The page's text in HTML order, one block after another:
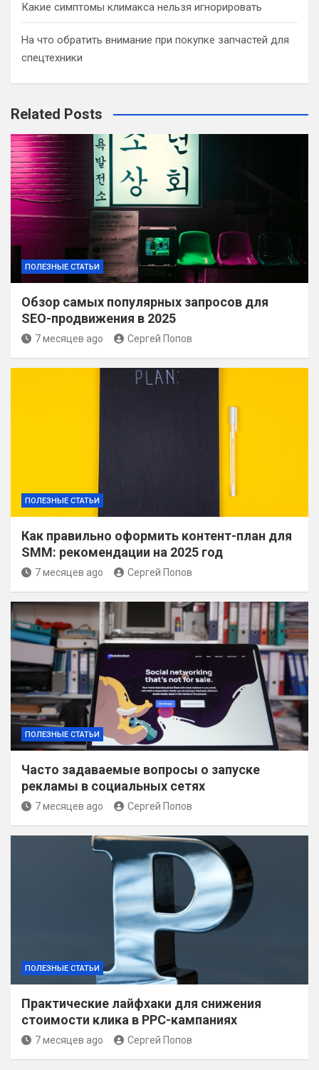
Какие симптомы климакса нельзя игнорировать
На что обратить внимание при покупке запчастей для
спецтехники
Related Posts
ПОЛЕЗНЫЕ СТАТЬИ
Обзор самых популярных запросов для
SEO-продвижения в 2025
7 месяцев ago Сергей Попов
ПОЛЕЗНЫЕ СТАТЬИ
Как правильно оформить контент-план для
SMM: рекомендации на 2025 год
7 месяцев ago Сергей Попов
ПОЛЕЗНЫЕ СТАТЬИ
Часто задаваемые вопросы о запуске
рекламы в социальных сетях
7 месяцев ago Сергей Попов
ПОЛЕЗНЫЕ СТАТЬИ
Практические лайфхаки для снижения
стоимости клика в PPC-кампаниях
7 месяцев ago Сергей Попов